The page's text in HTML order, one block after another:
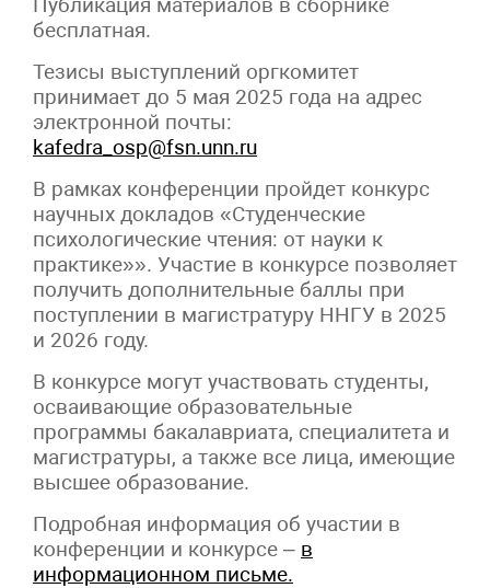
бесплатная.
Тезисы выступлений оргкомитет
принимает до 5 мая 2025 года на адрес
электронной почты:
kafedra_osp@fsn.unn.ru
В рамках конференции пройдет конкурс
научных докладов «Студенческие
психологические чтения: от науки к
практике»». Участие в конкурсе позволяет
получить дополнительные баллы при
поступлении в магистратуру ННГУ в 2025
и 2026 году.
В конкурсе могут участвовать студенты,
осваивающие образовательные
программы бакалавриата, специалитета и
магистратуры, а также все лица, имеющие
высшее образование.
Подробная информация об участии в
конференции и конкурсе – в
информационном письме.